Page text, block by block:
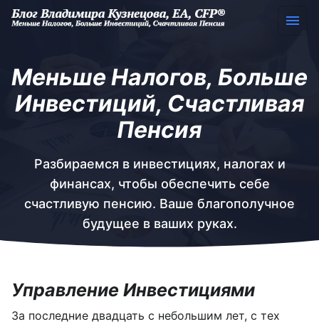
Меньше Налогов, Больше
Инвестиций, Счастливая
Пенсия
Разбираемся в инвестициях, налогах и
финансах, чтобы обеспечить себе
счастливую пенсию. Ваше благополучное
будущее в ваших руках.
Управление Инвестициями
За последние двадцать с небольшим лет, с тех